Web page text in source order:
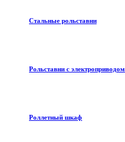
Стальные рольставни
Рольставни с электроприводом
Роллетный шкаф